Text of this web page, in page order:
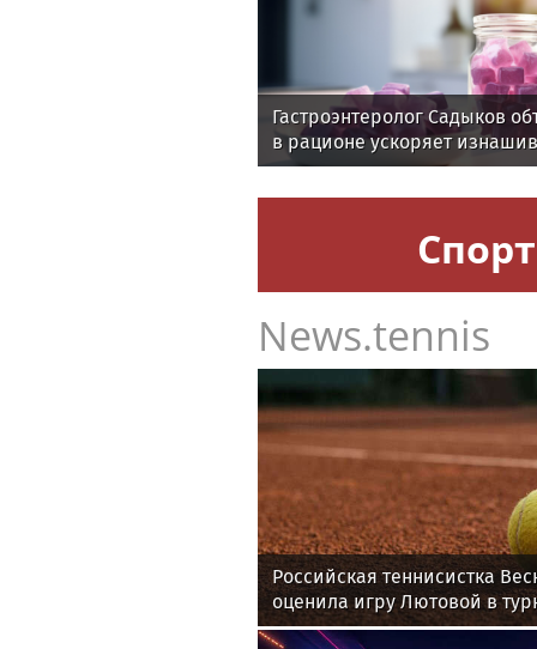
Гастроэнтеролог Садыков
в рационе ускоряет
Спорт
News.tennis
Российская теннисистка
оценила игру Лютовой в
Memphis Classic